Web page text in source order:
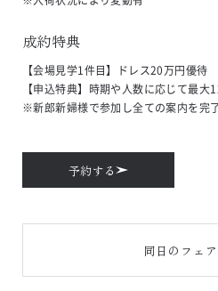
成約特典
【会場見学1件目】ドレス20万円優待
【申込特典】時期や人数に応じて最大
※新郎新婦様で参加し全ての案内を完
予約する
同日のフェ